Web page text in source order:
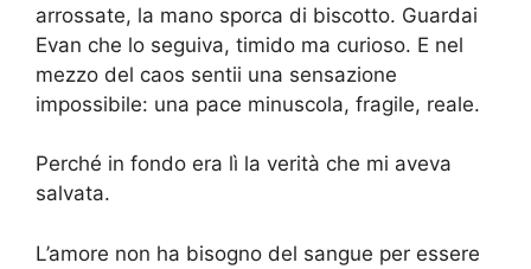
arrossate, la mano sporca di biscotto. Guardai
Evan che lo seguiva, timido ma curioso. E nel
mezzo del caos sentii una sensazione
impossibile: una pace minuscola, fragile, reale.
Perché in fondo era lì la verità che mi aveva
salvata.
L’amore non ha bisogno del sangue per essere